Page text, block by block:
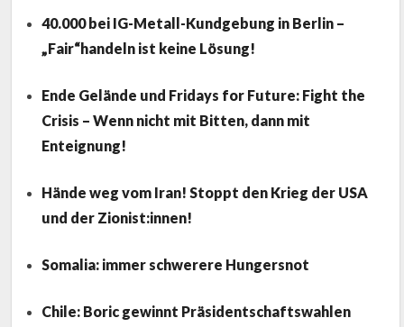
40.000 bei IG-Metall-Kundgebung in Berlin –
„Fair“handeln ist keine Lösung!
Ende Gelände und Fridays for Future: Fight the
Crisis – Wenn nicht mit Bitten, dann mit
Enteignung!
Hände weg vom Iran! Stoppt den Krieg der USA
und der Zionist:innen!
Somalia: immer schwerere Hungersnot
Chile: Boric gewinnt Präsidentschaftswahlen